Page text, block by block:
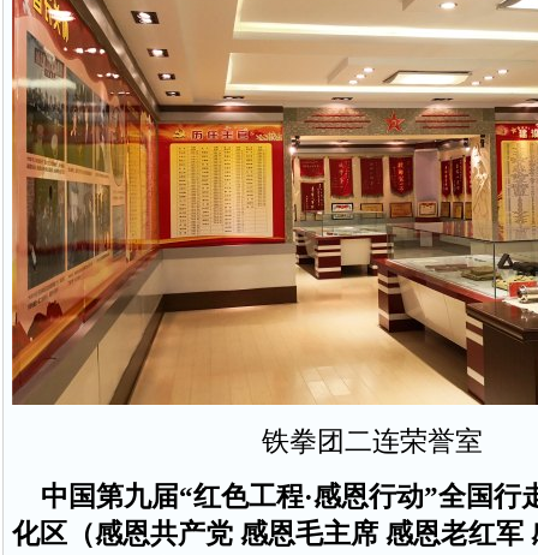
铁拳团二连荣誉室
中国第九届“红色工程·感恩行动”全国行
化区（感恩共产党 感恩毛主席 感恩老红军